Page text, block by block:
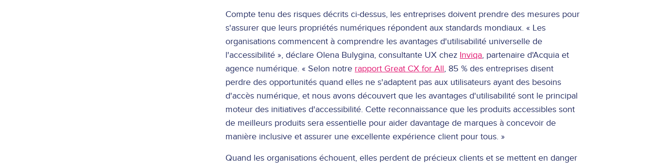
Compte tenu des risques décrits ci-dessus, les entreprises doivent prendre des mesures pour
s'assurer que leurs propriétés numériques répondent aux standards mondiaux. « Les
organisations commencent à comprendre les avantages d'utilisabilité universelle de
l'accessibilité », déclare Olena Bulygina, consultante UX chez Inviqa, partenaire d'Acquia et
agence numérique. « Selon notre rapport Great CX for All, 85 % des entreprises disent
perdre des opportunités quand elles ne s'adaptent pas aux utilisateurs ayant des besoins
d'accès numérique, et nous avons découvert que les avantages d'utilisabilité sont le principal
moteur des initiatives d'accessibilité. Cette reconnaissance que les produits accessibles sont
de meilleurs produits sera essentielle pour aider davantage de marques à concevoir de
manière inclusive et assurer une excellente expérience client pour tous. »
Quand les organisations échouent, elles perdent de précieux clients et se mettent en danger